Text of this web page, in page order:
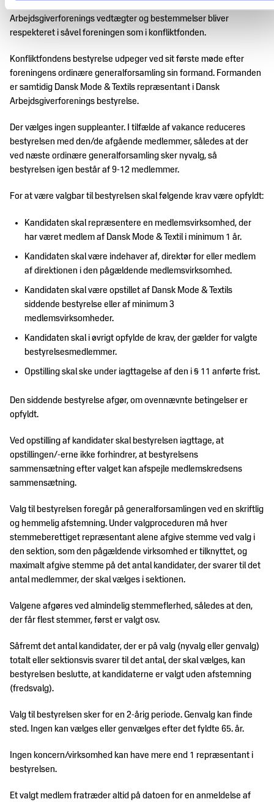
Arbejdsgiverforenings vedtægter og bestemmelser bliver
respekteret i såvel foreningen som i konfliktfonden.
Konfliktfondens bestyrelse udpeger ved sit første møde efter
foreningens ordinære generalforsamling sin formand. Formanden
er samtidig Dansk Mode & Textils repræsentant i Dansk
Arbejdsgiverforenings bestyrelse.
Der vælges ingen suppleanter. I tilfælde af vakance reduceres
bestyrelsen med den/de afgående medlemmer, således at der
ved næste ordinære generalforsamling sker nyvalg, så
bestyrelsen igen består af 9-12 medlemmer.
For at være valgbar til bestyrelsen skal følgende krav være opfyldt:
Kandidaten skal repræsentere en medlemsvirksomhed, der
har været medlem af Dansk Mode & Textil i minimum 1 år.
Kandidaten skal være indehaver af, direktør for eller medlem
af direktionen i den pågældende medlemsvirksomhed.
Kandidaten skal være opstillet af Dansk Mode & Textils
siddende bestyrelse eller af minimum 3
medlemsvirksomheder.
Kandidaten skal i øvrigt opfylde de krav, der gælder for valgte
bestyrelsesmedlemmer.
Opstilling skal ske under iagttagelse af den i § 11 anførte frist.
Den siddende bestyrelse afgør, om ovennævnte betingelser er
opfyldt.
Ved opstilling af kandidater skal bestyrelsen iagttage, at
opstillingen/-erne ikke forhindrer, at bestyrelsens
sammensætning efter valget kan afspejle medlemskredsens
sammensætning.
Valg til bestyrelsen foregår på generalforsamlingen ved en skriftlig
og hemmelig afstemning. Under valgproceduren må hver
stemmeberettiget repræsentant alene afgive stemme ved valg i
den sektion, som den pågældende virksomhed er tilknyttet, og
maximalt afgive stemme på det antal kandidater, der svarer til det
antal medlemmer, der skal vælges i sektionen.
Valgene afgøres ved almindelig stemmeflerhed, således at den,
der får flest stemmer, først er valgt osv.
Såfremt det antal kandidater, der er på valg (nyvalg eller genvalg)
totalt eller sektionsvis svarer til det antal, der skal vælges, kan
bestyrelsen beslutte, at kandidaterne er valgt uden afstemning
(fredsvalg).
Valg til bestyrelsen sker for en 2-årig periode. Genvalg kan finde
sted. Ingen kan vælges eller genvælges efter det fyldte 65. år.
Ingen koncern/virksomhed kan have mere end 1 repræsentant i
bestyrelsen.
Et valgt medlem fratræder altid på datoen for en anmeldelse af